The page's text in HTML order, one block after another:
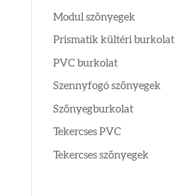
Modul szőnyegek
Prismatik kültéri burkolat
PVC burkolat
Szennyfogó szőnyegek
Szőnyegburkolat
Tekercses PVC
Tekercses szőnyegek